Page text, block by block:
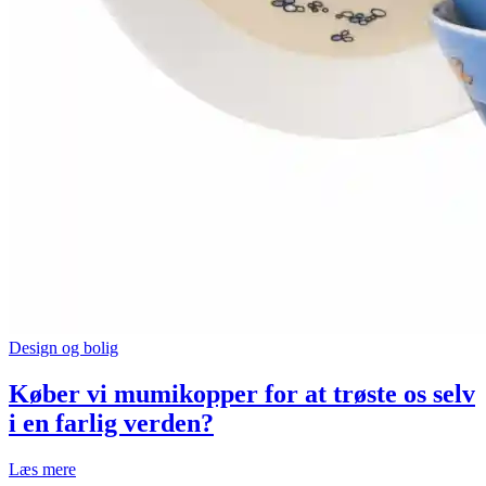
Design og bolig
Køber vi mumikopper for at trøste os selv
i en farlig verden?
Læs mere“Køber